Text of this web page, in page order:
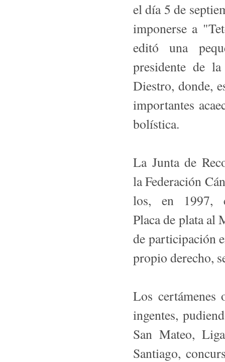
el día 5 de
imponerse a
editó una
presidente de
Diestro, donde,
importantes
bolística.
La Junta de
la Federación
los, en 1997,
Placa de plata al
de participación
propio derecho,
Los certámenes
ingentes,
San Mateo,
Santiago,